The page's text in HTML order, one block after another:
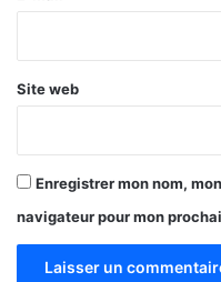
C
a
v
e
a
i
b
Site web
Enregistrer mon nom,
navigateur pour mon